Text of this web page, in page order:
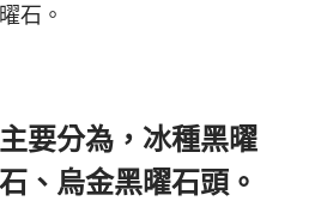
石。
要分為，冰種黑曜
、烏金黑曜石頭。